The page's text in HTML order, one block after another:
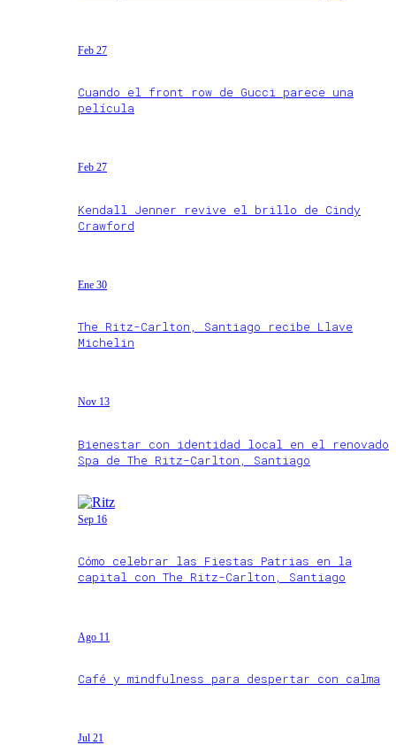
Feb 27
Cuando el front row de Gucci parece una
película
Feb 27
Kendall Jenner revive el brillo de Cindy
Crawford
Ene 30
The Ritz-Carlton, Santiago recibe Llave
Michelin
Nov 13
Bienestar con identidad local en el renovado
Spa de The Ritz-Carlton, Santiago
Sep 16
Cómo celebrar las Fiestas Patrias en la
capital con The Ritz-Carlton, Santiago
Ago 11
Café y mindfulness para despertar con calma
Jul 21